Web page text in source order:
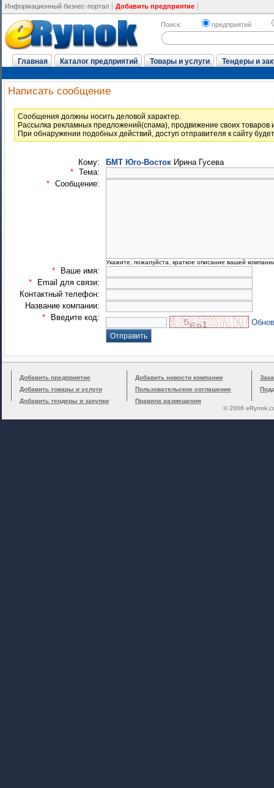
Информационный бизнес-портал Добавить предприятие
Поиск: предприятий
Главная Каталог предприятий Товары и услуги Тендеры и
Написать сообщение
Cообщения должны носить деловой характер.
Рассылка рекламных предложений(спама), продвижение своих товаров
При обнаружении подобных действий, доступ отправителя к сайту
Кому: БМТ Юго-Восток Ирина Гусева
* Тема:
* Сообщение:
Укажите, пожалуйста, краткое описание вашей
*
Ваше имя:
*
Email для связи:
Контактный телефон:
Название компании:
*
Введите код:
Добавить предприятие
Добавить товары и услуги
Добавить тендеры и закупки
Добавить новости компании
Пользовательское соглашение
Правила размещения
© 2006